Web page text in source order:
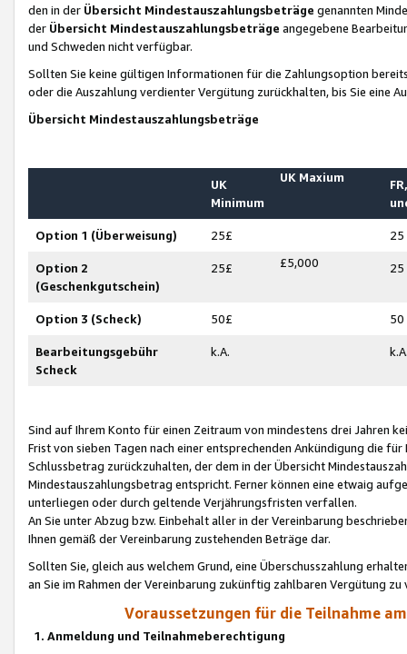
den in der Übersicht Mindestauszahlungsbeträge genannten
der Übersicht Mindestauszahlungsbeträge angegebene
und Schweden nicht verfügbar.
Sollten Sie keine gültigen Informationen für die Zahlungsoption
oder die Auszahlung verdienter Vergütung zurückhalten, bis Sie
Übersicht Mindestauszahlungsbeträge
UK
Minimum
UK Maxium
Option 1 (Überweisung) 25£ 25
Option 2
(Geschenkgutschein)
25£ £5,000 25
Option 3 (Scheck) 50£ 50
Bearbeitungsgebühr
Scheck
k.A.
Sind auf Ihrem Konto für einen Zeitraum von mindestens drei Jahren
Frist von sieben Tagen nach einer entsprechenden Ankündigung die
Schlussbetrag zurückzuhalten, der dem in der Übersicht
Mindestauszahlungsbetrag entspricht. Ferner können eine etwaig
unterliegen oder durch geltende Verjährungsfristen verfallen.
An Sie unter Abzug bzw. Einbehalt aller in der Vereinbarung
Ihnen gemäß der Vereinbarung zustehenden Beträge dar.
Sollten Sie, gleich aus welchem Grund, eine Überschusszahlung
an Sie im Rahmen der Vereinbarung zukünftig zahlbaren Vergütung zu
Voraussetzungen für die Teilnahme
1. Anmeldung und Teilnahmeberechtigung